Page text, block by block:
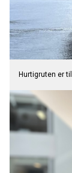
Hurtigruten er